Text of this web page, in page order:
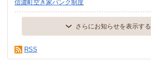
信濃町空き家バンク制度
さらにお知らせを表示する
RSS